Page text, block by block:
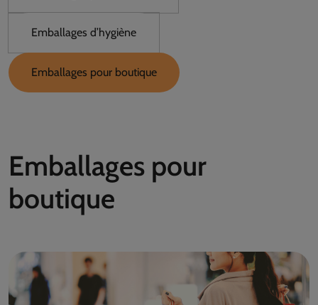
Emballages d’hygiène
Emballages pour boutique
Emballages pour
boutique